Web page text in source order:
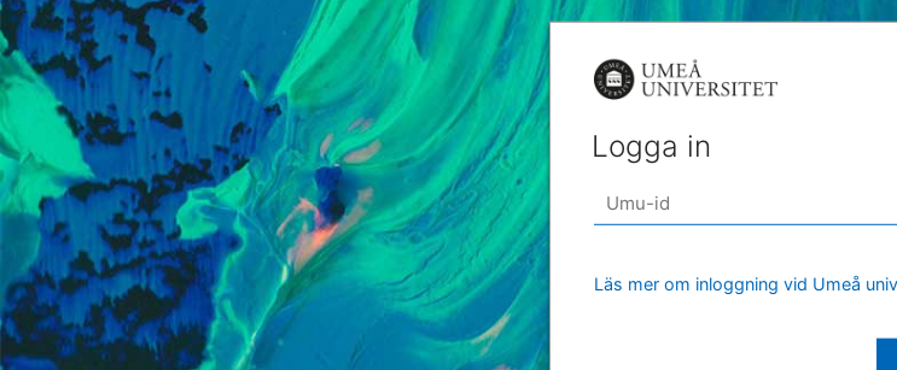
Logga in
Läs mer om inloggning vid Umeå